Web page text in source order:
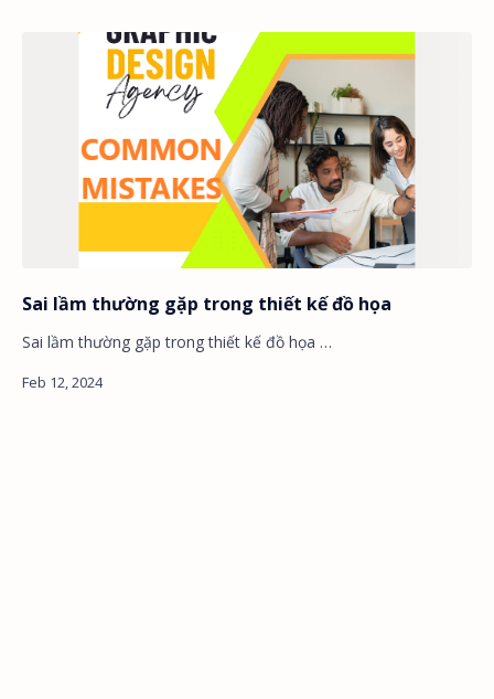
Sai lầm thường gặp trong thiết kế đồ họa
Sai lầm thường gặp trong thiết kế đồ họa …